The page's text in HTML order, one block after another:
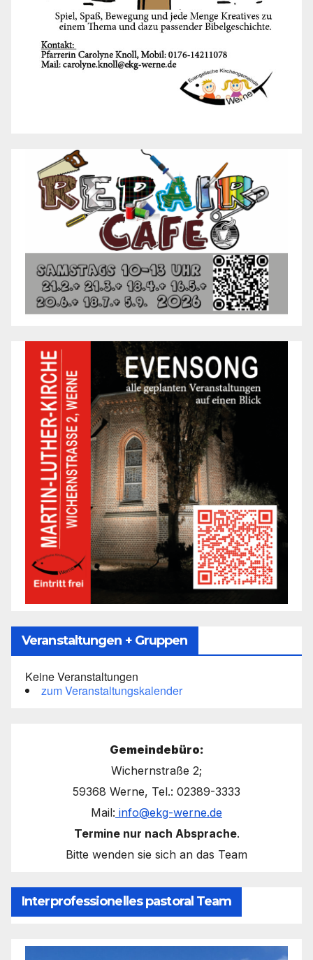
Veranstaltungen + Gruppen
Keine Veranstaltungen
zum Veranstaltungskalender
Gemeindebüro:
Wichernstraße 2;
59368 Werne, Tel.: 02389-3333
Mail: info@ekg-werne.de
Termine nur nach Absprache.
Bitte wenden sie sich an das Team
Interprofessionelles pastoral Team